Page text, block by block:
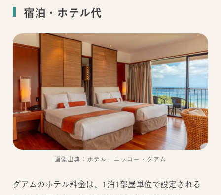
宿泊・ホテル代
画像出典：ホテル・ニッコー・グアム
グアムのホテル料金は、1泊1部屋単位で設定される